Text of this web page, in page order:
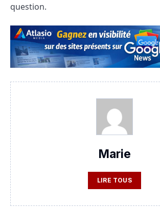
question.
Marie
LIRE TOUS